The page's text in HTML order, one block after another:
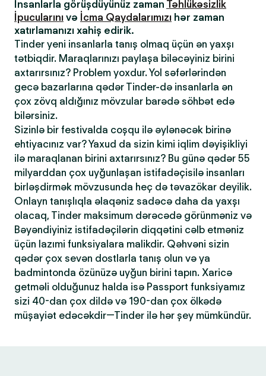
İnsanlarla görüşdüyünüz zaman Təhlükəsizlik
İpucularını və İcma Qaydalarımızı hər zaman
xatırlamanızı xahiş edirik.
Tinder yeni insanlarla tanış olmaq üçün ən yaxşı
tətbiqdir. Maraqlarınızı paylaşa biləcəyiniz birini
axtarırsınız? Problem yoxdur. Yol səfərlərindən
gecə bazarlarına qədər Tinder-də insanlarla ən
çox zövq aldığınız mövzular barədə söhbət edə
bilərsiniz.
Sizinlə bir festivalda coşqu ilə əylənəcək birinə
ehtiyacınız var? Yaxud da sizin kimi iqlim dəyişikliyi
ilə maraqlanan birini axtarırsınız? Bu günə qədər 55
milyarddan çox uyğunlaşan istifadəçisilə insanları
birləşdirmək mövzusunda heç də təvazökar deyilik.
Onlayn tanışlıqla əlaqəniz sadəcə daha da yaxşı
olacaq, Tinder maksimum dərəcədə görünməniz və
Bəyəndiyiniz istifadəçilərin diqqətini cəlb etməniz
üçün lazımi funksiyalara malikdir. Qəhvəni sizin
qədər çox sevən dostlarla tanış olun və ya
badmintonda özünüzə uyğun birini tapın. Xaricə
getməli olduğunuz halda isə Passport funksiyamız
sizi 40-dan çox dildə və 190-dan çox ölkədə
müşayiət edəcəkdir—Tinder ilə hər şey mümkündür.